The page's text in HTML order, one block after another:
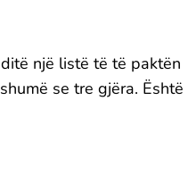
një listë të të paktën
se tre gjëra. Është